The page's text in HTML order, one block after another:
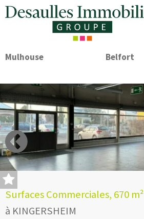
Mulhouse Belfort
Surfaces Commerciales, 670 m²
à KINGERSHEIM